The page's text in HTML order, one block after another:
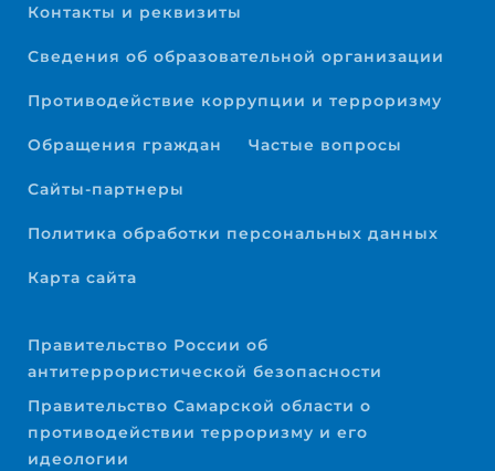
Контакты и реквизиты
Сведения об образовательной организации
Противодействие коррупции и терроризму
Обращения граждан Частые вопросы
Сайты-партнеры
Политика обработки персональных данных
Карта сайта
Правительство России об
антитеррористической безопасности
Правительство Самарской области о
противодействии терроризму и его
идеологии